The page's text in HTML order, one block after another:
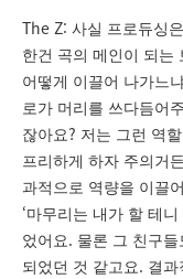
The Z: 사실 프로듀싱
한건 곡의 메인이 되는
어떻게 이끌어 나가느
로가 머리를 쓰다듬어
잖아요? 저는 그런 역
프리하게 하자 주의거
과적으로 역량을 이끌
‘마무리는 내가 할 테
었어요 . 물론 그 친구들
되었던 것 같고요 . 결과